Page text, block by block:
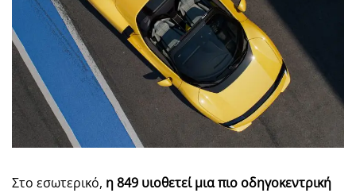
Στο εσωτερικό, η 849 υιοθετεί μια πιο οδηγοκεντρική